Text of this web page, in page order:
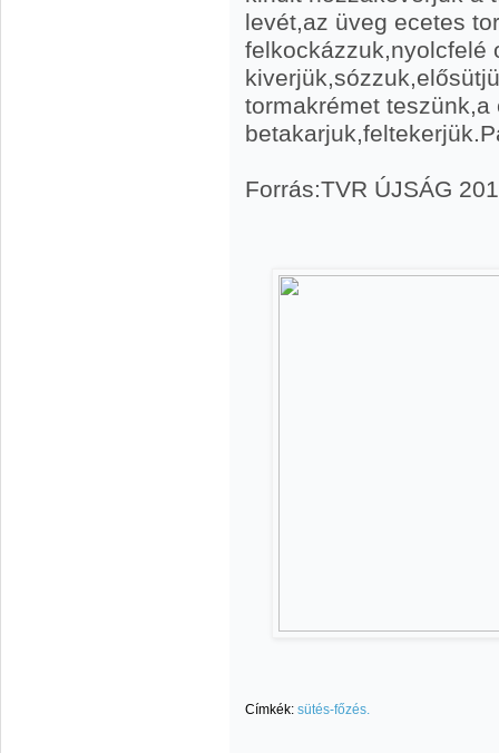
levét,az üveg ecetes
felkockázzuk,nyolcfelé
tormakrémet teszünk,a
Forrás:TVR ÚJSÁG
Címkék: sütés-főzés.